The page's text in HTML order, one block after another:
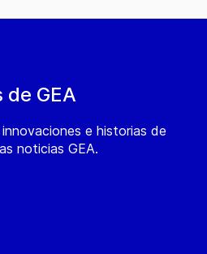
GEA
e historias de
noticias GEA.